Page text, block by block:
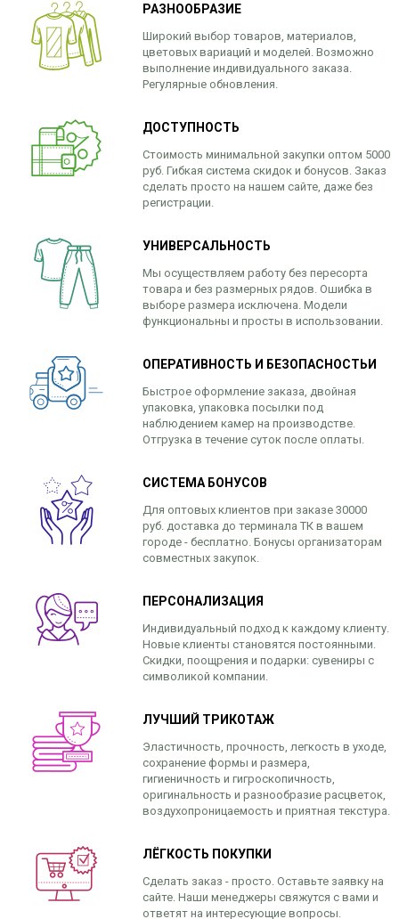
РАЗНООБРАЗИЕ
Широкий выбор товаров, материалов,
цветовых вариаций и моделей. Возможно
выполнение индивидуального заказа.
Регулярные обновления.
ДОСТУПНОСТЬ
Стоимость минимальной закупки оптом 5000
руб. Гибкая система скидок и бонусов. Заказ
сделать просто на нашем сайте, даже без
регистрации.
УНИВЕРСАЛЬНОСТЬ
Мы осуществляем работу без пересорта
товара и без размерных рядов. Ошибка в
выборе размера исключена. Модели
функциональны и просты в использовании.
ОПЕРАТИВНОСТЬ И БЕЗОПАСНОСТЬИ
Быстрое оформление заказа, двойная
упаковка, упаковка посылки под
наблюдением камер на производстве.
Отгрузка в течение суток после оплаты.
СИСТЕМА БОНУСОВ
Для оптовых клиентов при заказе 30000
руб. доставка до терминала ТК в вашем
городе - бесплатно. Бонусы организаторам
совместных закупок.
ПЕРСОНАЛИЗАЦИЯ
Индивидуальный подход к каждому клиенту.
Новые клиенты становятся постоянными.
Скидки, поощрения и подарки: сувениры с
символикой компании.
ЛУЧШИЙ ТРИКОТАЖ
Эластичность, прочность, легкость в уходе,
сохранение формы и размера,
гигиеничность и гигроскопичность,
оригинальность и разнообразие расцветок,
воздухопроницаемость и приятная текстура.
ЛЁГКОСТЬ ПОКУПКИ
Сделать заказ - просто. Оставьте заявку на
сайте. Наши менеджеры свяжутся с вами и
ответят на интересующие вопросы.